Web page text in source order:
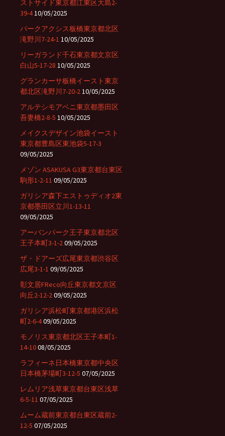
ストサイド東京都江東区大島2-
39-410/05/2025
パークアクシス板橋東京都北区
滝野川7-24-1 10/05/2025
リーガランド千石東京都文京区
白山5-17-28 10/05/2025
グランカーサ板橋イースト東京
都北区滝野川7-20-210/05/2025
アルテシモアベニ東京都墨田区
吾妻橋2-8-5 10/05/2025
メイクスデザイン池袋イースト
東京都豊島区東池袋5-17-3
09/05/2025
メゾン ASAKUSA G3東京都台東区
駒形1-2-11 09/05/2025
ガリシア森下エストゥディオ2東
京都墨田区立川1-13-11
09/05/2025
アーバンパーク王子東京都北区
王子本町3-1-209/05/2025
ザ・ドアーズ広尾東京都渋谷区
広尾3-1-1 09/05/2025
彰文居FReco向丘東京都文京区
向丘2-12-209/05/2025
ガリシア浜松町東京都港区浜松
町2-6-409/05/2025
モノリス東京都北区王子本町1-
14-1008/05/2025
ラフィーネ日本橋東京都中央区
日本橋茅場町3-12-5 07/05/2025
レムリア浅草東京都台東区浅草
6-5-11 07/05/2025
ムーム蔵前東京都台東区蔵前2-
12-5 07/05/2025